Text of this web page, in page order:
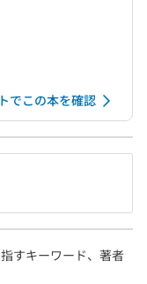
でこの本を確認
すキーワード、著者